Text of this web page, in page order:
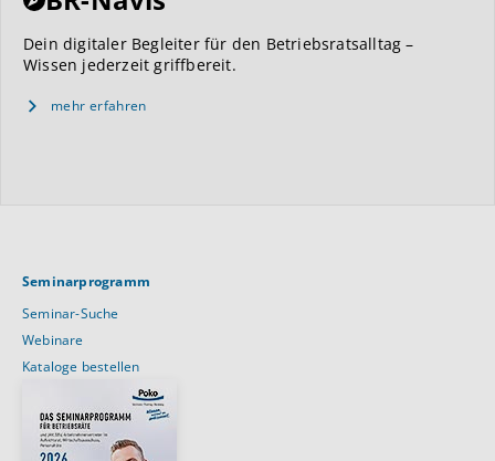
Dein digitaler Begleiter für den Betriebsratsalltag –
Wissen jederzeit griffbereit.
mehr erfahren
Seminarprogramm
Seminar-Suche
Webinare
Kataloge bestellen